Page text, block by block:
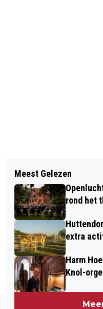
HENK DE WEERD
GELDBEHEER
OPNIEUW IN
Meest Gelezen
rond het
extra
Harm
Knol-